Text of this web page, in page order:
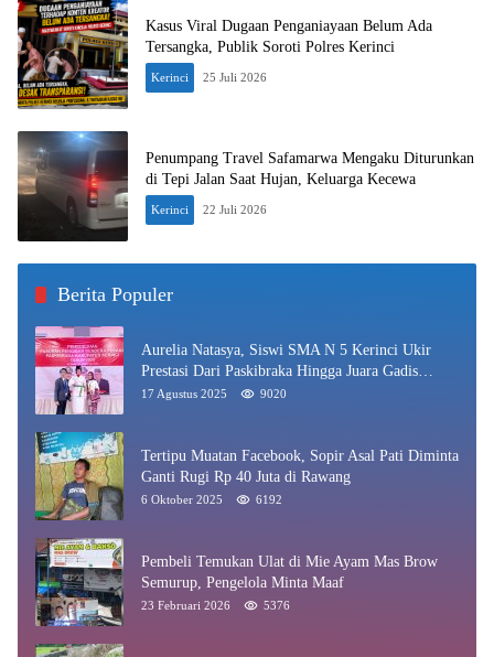
Kasus Viral Dugaan Penganiayaan Belum Ada
Tersangka, Publik Soroti Polres Kerinci
Kerinci 25 Juli 2026
Penumpang Travel Safamarwa Mengaku Diturunkan
di Tepi Jalan Saat Hujan, Keluarga Kecewa
Kerinci 22 Juli 2026
Berita Populer
Aurelia Natasya, Siswi SMA N 5 Kerinci Ukir
Prestasi Dari Paskibraka Hingga Juara Gadis
Kerinci 2025
17 Agustus 2025 9020
Tertipu Muatan Facebook, Sopir Asal Pati Diminta
Ganti Rugi Rp 40 Juta di Rawang
6 Oktober 2025 6192
Pembeli Temukan Ulat di Mie Ayam Mas Brow
Semurup, Pengelola Minta Maaf
23 Februari 2026 5376